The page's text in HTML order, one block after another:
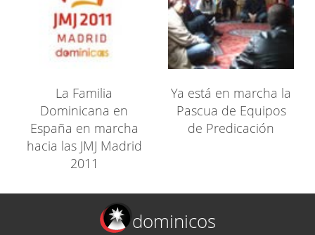
La Familia
Dominicana en
España en marcha
hacia las JMJ Madrid
2011
Ya está en marcha la
Pascua de Equipos
de Predicación
dominicos